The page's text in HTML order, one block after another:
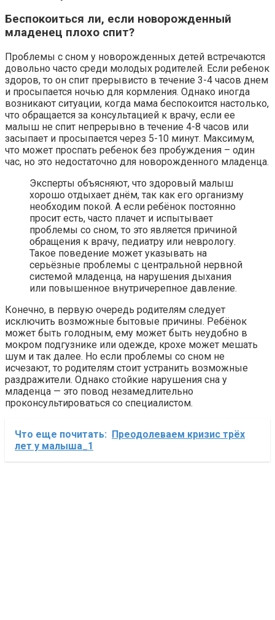
Беспокоиться ли, если новорожденный
младенец плохо спит?
Проблемы с сном у новорожденных детей встречаются
довольно часто среди молодых родителей. Если ребенок
здоров, то он спит прерывисто в течение 3-4 часов днем
и просыпается ночью для кормления. Однако иногда
возникают ситуации, когда мама беспокоится настолько,
что обращается за консультацией к врачу, если ее
малыш не спит непрерывно в течение 4-8 часов или
засыпает и просыпается через 5-10 минут. Максимум,
что может проспать ребенок без пробуждения – один
час, но это недостаточно для новорожденного младенца.
Эксперты объясняют, что здоровый малыш
хорошо отдыхает днём, так как его организму
необходим покой. А если ребёнок постоянно
просит есть, часто плачет и испытывает
проблемы со сном, то это является причиной
обращения к врачу, педиатру или неврологу.
Такое поведение может указывать на
серьёзные проблемы с центральной нервной
системой младенца, на нарушения дыхания
или повышенное внутричерепное давление.
Конечно, в первую очередь родителям следует
исключить возможные бытовые причины. Ребёнок
может быть голодным, ему может быть неудобно в
мокром подгузнике или одежде, крохе может мешать
шум и так далее. Но если проблемы со сном не
исчезают, то родителям стоит устранить возможные
раздражители. Однако стойкие нарушения сна у
младенца — это повод незамедлительно
проконсультироваться со специалистом.
Что еще почитать: Преодолеваем кризис трёх
лет у малыша_1